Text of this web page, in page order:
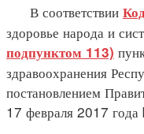
В соответствии
здоровье народа и
подпунктом 113)
здравоохранения
постановлением
17 февраля 2017